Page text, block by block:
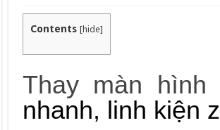
Contents [hide]
Thay màn hình
nhanh, linh kiện